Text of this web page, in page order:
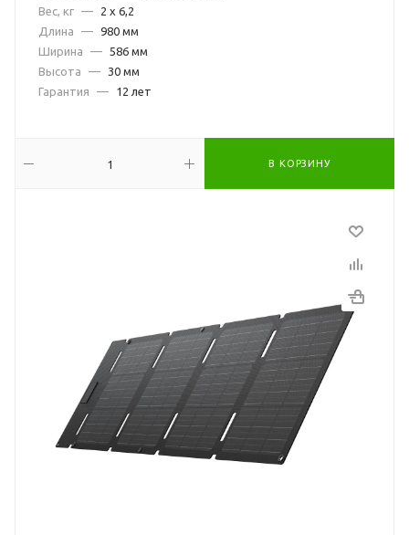
Вес, кг —
2 x 6,2
Длина
— 980 мм
Ширина
— 586 мм
Высота
—
30 мм
Гарантия
— 12 лет
В КОРЗИНУ